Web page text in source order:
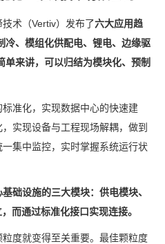
术（Vertiv）发布了六大应用趋
冷、模组化供配电、锂电、边缘驱
来讲，可以归结为模块化、预制
准化，实现数据中心的快速建
实现设备与工程现场解耦，做到
集中监控，实时掌握系统运行状
础设施的三大模块：供电模块、
而通过标准化接口实现连接。
度就变得至关重要。最佳颗粒度